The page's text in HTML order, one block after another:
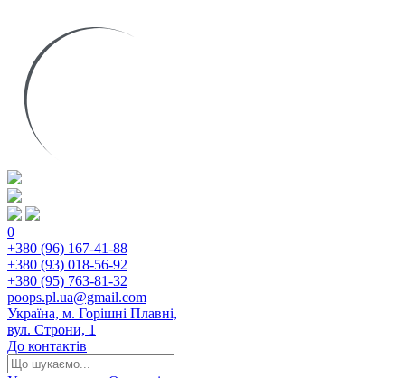
0
+380 (96) 167-41-88
+380 (93) 018-56-92
+380 (95) 763-81-32
poops.pl.ua@gmail.com
Україна, м. Горішні Плавні,
вул. Строни, 1
До контактів